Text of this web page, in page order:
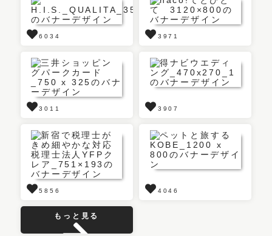
6034 3971
3011 3907
5856 4046
もっと見る